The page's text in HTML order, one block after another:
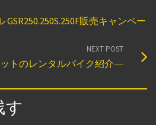
GSR250.250S.250F販売キャンペー
NEXT POST
ットのレンタルバイク紹介―
す